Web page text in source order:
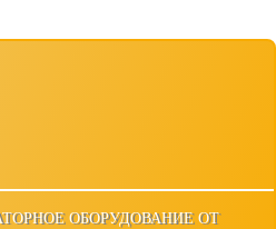
ОБОРУДОВАНИЕ ОТ